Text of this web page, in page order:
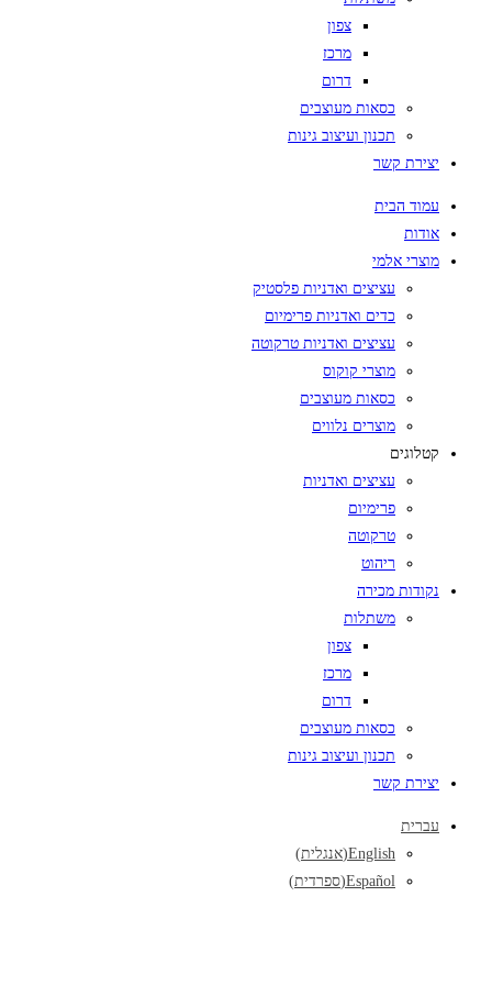
צפון
מרכז
דרום
כסאות מעוצבים
תכנון ועיצוב גינות
יצירת קשר
עמוד הבית
אודות
מוצרי אלמי
עציצים ואדניות פלסטיק
כדים ואדניות פרימיום
עציצים ואדניות טרקוטה
מוצרי קוקוס
כסאות מעוצבים
מוצרים נלווים
קטלוגים
עציצים ואדניות
פרימיום
טרקוטה
ריהוט
נקודות מכירה
משתלות
צפון
מרכז
דרום
כסאות מעוצבים
תכנון ועיצוב גינות
יצירת קשר
עברית
English
(אנגלית)
Español
(ספרדית)